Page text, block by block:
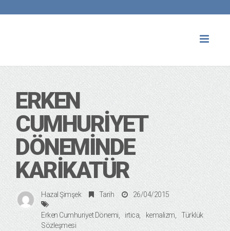
ERKEN
CUMHURIYET
DÖNEMINDE
KARIKATÜR
Hazal Şimşek Tarih 26/04/2015
Erken Cumhuriyet Dönemi irtica kemalizm
Türklük
Sözleşmesi